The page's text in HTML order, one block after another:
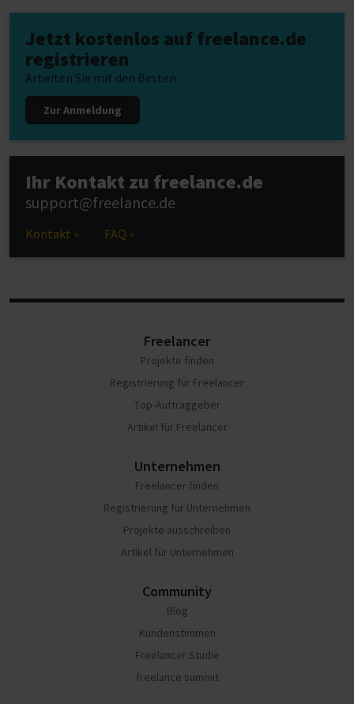
Jetzt kostenlos auf freelance.de
registrieren
Arbeiten Sie mit den Besten
Zur Anmeldung
Ihr Kontakt zu freelance.de
support@freelance.de
Kontakt » FAQ »
Freelancer
Projekte finden
Registrierung für Freelancer
Top-Auftraggeber
Artikel für Freelancer
Unternehmen
Freelancer finden
Registrierung für Unternehmen
Projekte ausschreiben
Artikel für Unternehmen
Community
Blog
Kundenstimmen
Freelancer Studie
freelance summit